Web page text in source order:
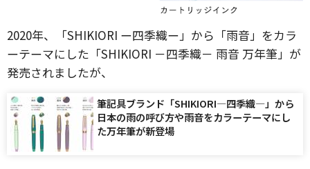
2020年、「SHIKIORI ー四季織ー」から「雨音」をカラ
ーテーマにした「SHIKIORI －四季織－ 雨音 万年筆」が
発売されましたが、
筆記具ブランド「SHIKIORI―四季織―」から
日本の雨の呼び方や雨音をカラーテーマにし
た万年筆が新登場